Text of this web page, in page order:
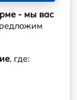
- мы вас
, где: